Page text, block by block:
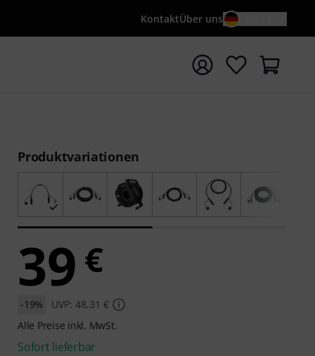
KontaktÜber uns
mit Suchwort {searchTerm} starten
Produktvariationen
39 €
-19%
UVP: 48,31 €
Alle Preise inkl. MwSt.
Sofort lieferbar